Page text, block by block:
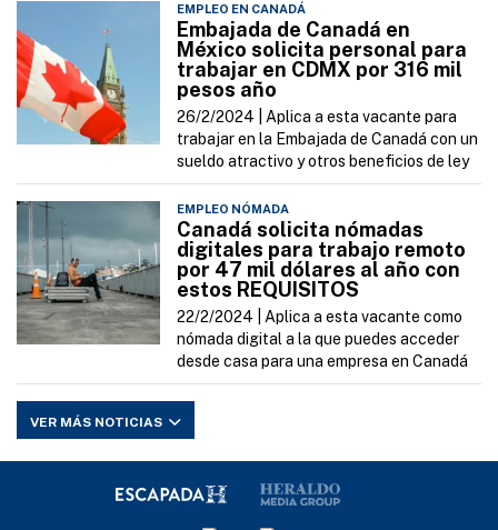
EMPLEO EN CANADÁ
Embajada de Canadá en
México solicita personal para
trabajar en CDMX por 316 mil
pesos año
26/2/2024 | Aplica a esta vacante para
trabajar en la Embajada de Canadá con un
sueldo atractivo y otros beneficios de ley
EMPLEO NÓMADA
Canadá solicita nómadas
digitales para trabajo remoto
por 47 mil dólares al año con
estos REQUISITOS
22/2/2024 | Aplica a esta vacante como
nómada digital a la que puedes acceder
desde casa para una empresa en Canadá
VER MÁS NOTICIAS